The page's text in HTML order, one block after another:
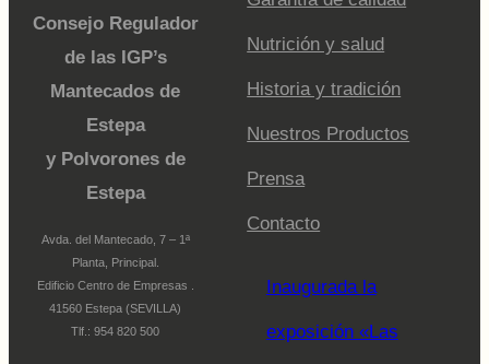
Consejo Regulador
de las IGP’s
Mantecados de
Estepa
y Polvorones de
Estepa
Avda. del Mantecado, 7 – 1ª
Planta, Principal.
Edificio Centro de Empresas .
41560 Estepa (SEVILLA)
Tlf.: 954 820 500
Nutrición y salud
Historia y tradición
Nuestros Productos
Prensa
Contacto
Inaugurada la
exposición «Las